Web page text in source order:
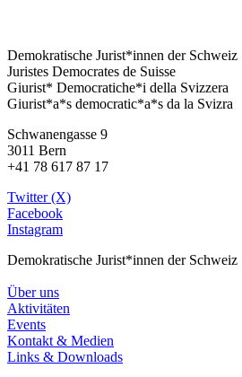
Demokratische Jurist*innen der Schweiz
Juristes Democrates de Suisse
Giurist* Democratiche*i della Svizzera
Giurist*a*s democratic*a*s da la Svizra
Schwanengasse 9
3011 Bern
+41 78 617 87 17
Twitter (X)
Facebook
Instagram
Demokratische Jurist*innen der Schweiz
Über uns
Aktivitäten
Events
Kontakt & Medien
Links & Downloads